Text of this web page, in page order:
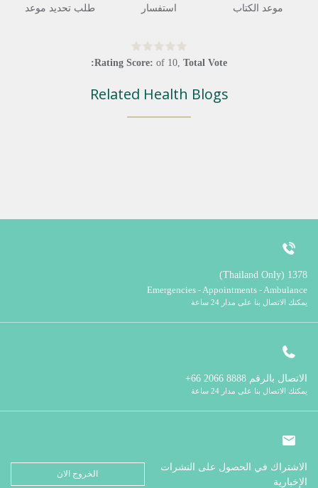
موعد الكتاب استفسار طلب تحديد موعد
Rating Score: of 10, Total Vote:
Related Health Blogs
1378 (Thailand Only)
Emergencies - Appointments - Ambulance
يمكنك الاتصال بنا على مدار 24 ساعة
الاتصال بالرقم
يمكنك الاتصال بنا على مدار 24 ساعة
الاشتراك في الحصول على النشرات
الإخبارية
الخروج الان